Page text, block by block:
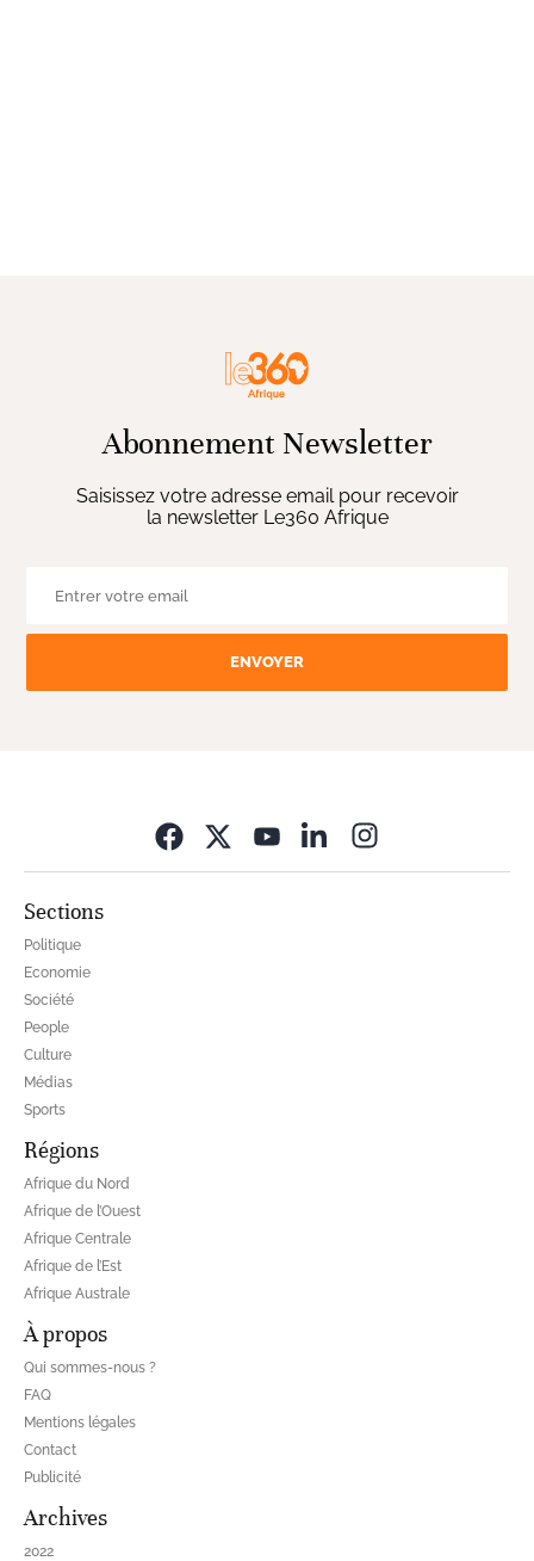
Abonnement Newsletter
Saisissez votre adresse email pour recevoir
la newsletter Le360 Afrique
ENVOYER
Sections
Politique
Economie
Société
People
Culture
Médias
Sports
Régions
Afrique du Nord
Afrique de l’Ouest
Afrique Centrale
Afrique de l’Est
Afrique Australe
À propos
Qui sommes-nous ?
FAQ
Mentions légales
Contact
Publicité
Archives
2022